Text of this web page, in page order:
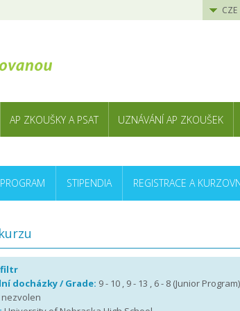
CZE
AP ZKOUŠKY A PSAT UZNÁVÁNÍ AP ZKOUŠEK
STIPENDIA REGISTRACE A
filtr
docházky / Grade: 9 - 10 , 9 - 13 , 6 - 8 (Junior
nezvolen